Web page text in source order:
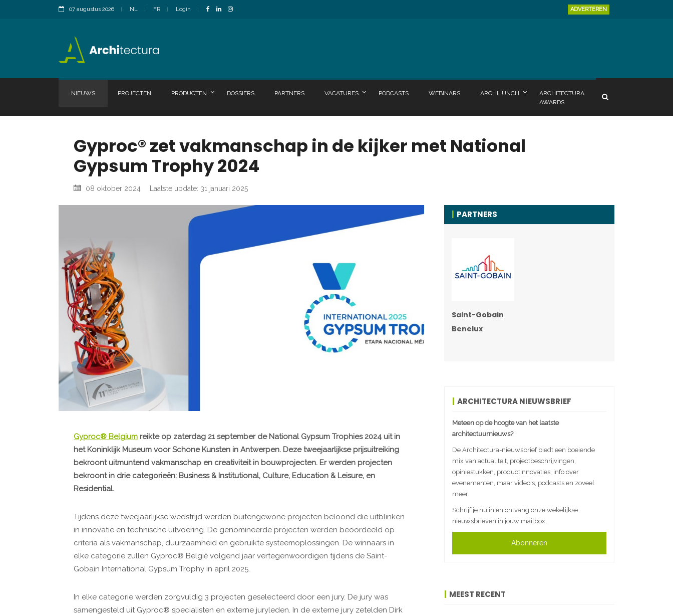
07 augustus 2026 NL FR Login ADVERTEREN
NIEUWS PROJECTEN PRODUCTEN DOSSIERS PARTNERS VACATURES PODCASTS WEBINARS ARCHILUNCH
ARCHITECTURA
AWARDS
Gyproc® zet vakmanschap in de kijker met National
Gypsum Trophy 2024
08 oktober 2024 Laatste update: 31 januari 2025
Gyproc® Belgium reikte op zaterdag 21 september de National Gypsum Trophies 2024 uit in
het Koninklijk Museum voor Schone Kunsten in Antwerpen. Deze tweejaarlijkse prijsuitreiking
bekroont uitmuntend vakmanschap en creativiteit in bouwprojecten. Er werden projecten
bekroont in drie categorieën: Business & Institutional, Culture, Education & Leisure, en
Residential.
Tijdens deze tweejaarlijkse wedstrijd werden buitengewone projecten beloond die uitblinken
in innovatie en technische uitvoering. De genomineerde projecten werden beoordeeld op
criteria als vakmanschap, duurzaamheid en gebruikte systeemoplossingen. De winnaars in
elke categorie zullen Gyproc® België volgend jaar vertegenwoordigen tijdens de Saint-
Gobain International Gypsum Trophy in april 2025.
In elke categorie werden zorgvuldig 3 projecten geselecteerd door een jury. De jury was
samengesteld uit Gyproc® specialisten en externe juryleden. In de externe jury zetelden Dirk
PARTNERS
Saint-Gobain
Benelux
ARCHITECTURA NIEUWSBRIEF
Meteen op de hoogte van het laatste
architectuurnieuws?
De Architectura-nieuwsbrief biedt een boeiende
mix van actualiteit, projectbeschrijvingen,
opiniestukken, productinnovaties, info over
evenementen, maar video's, podcasts en zoveel
meer.
Schrijf je nu in en ontvang onze wekelijkse
nieuwsbrieven in jouw mailbox.
Abonneren
MEEST RECENT